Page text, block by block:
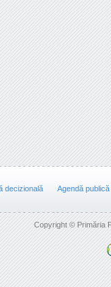
decizională Agendă publică
Copyright © Primăria